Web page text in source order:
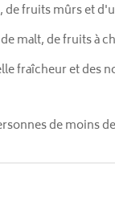
fruits mûrs et
malt, de fruits à
fraîcheur et des
de moins